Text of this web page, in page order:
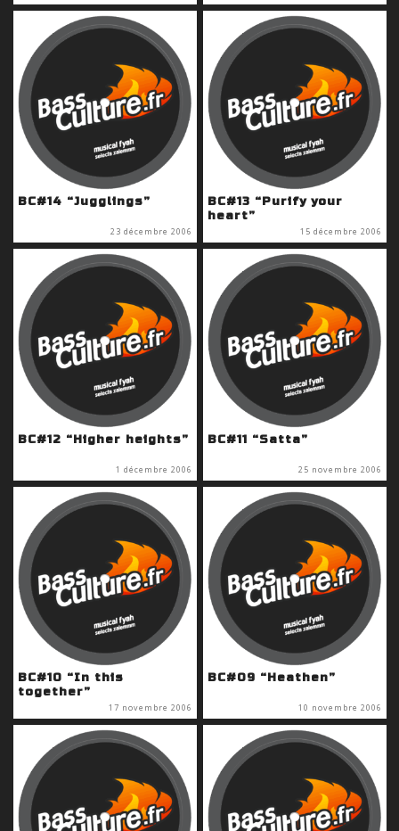
BC#14 “Jugglings”
23 décembre 2006
BC#13 “Purify your
heart”
15 décembre 2006
BC#12 “Higher heights”
1 décembre 2006
BC#11 “Satta”
25 novembre 2006
BC#10 “In this
together”
17 novembre 2006
BC#09 “Heathen”
10 novembre 2006